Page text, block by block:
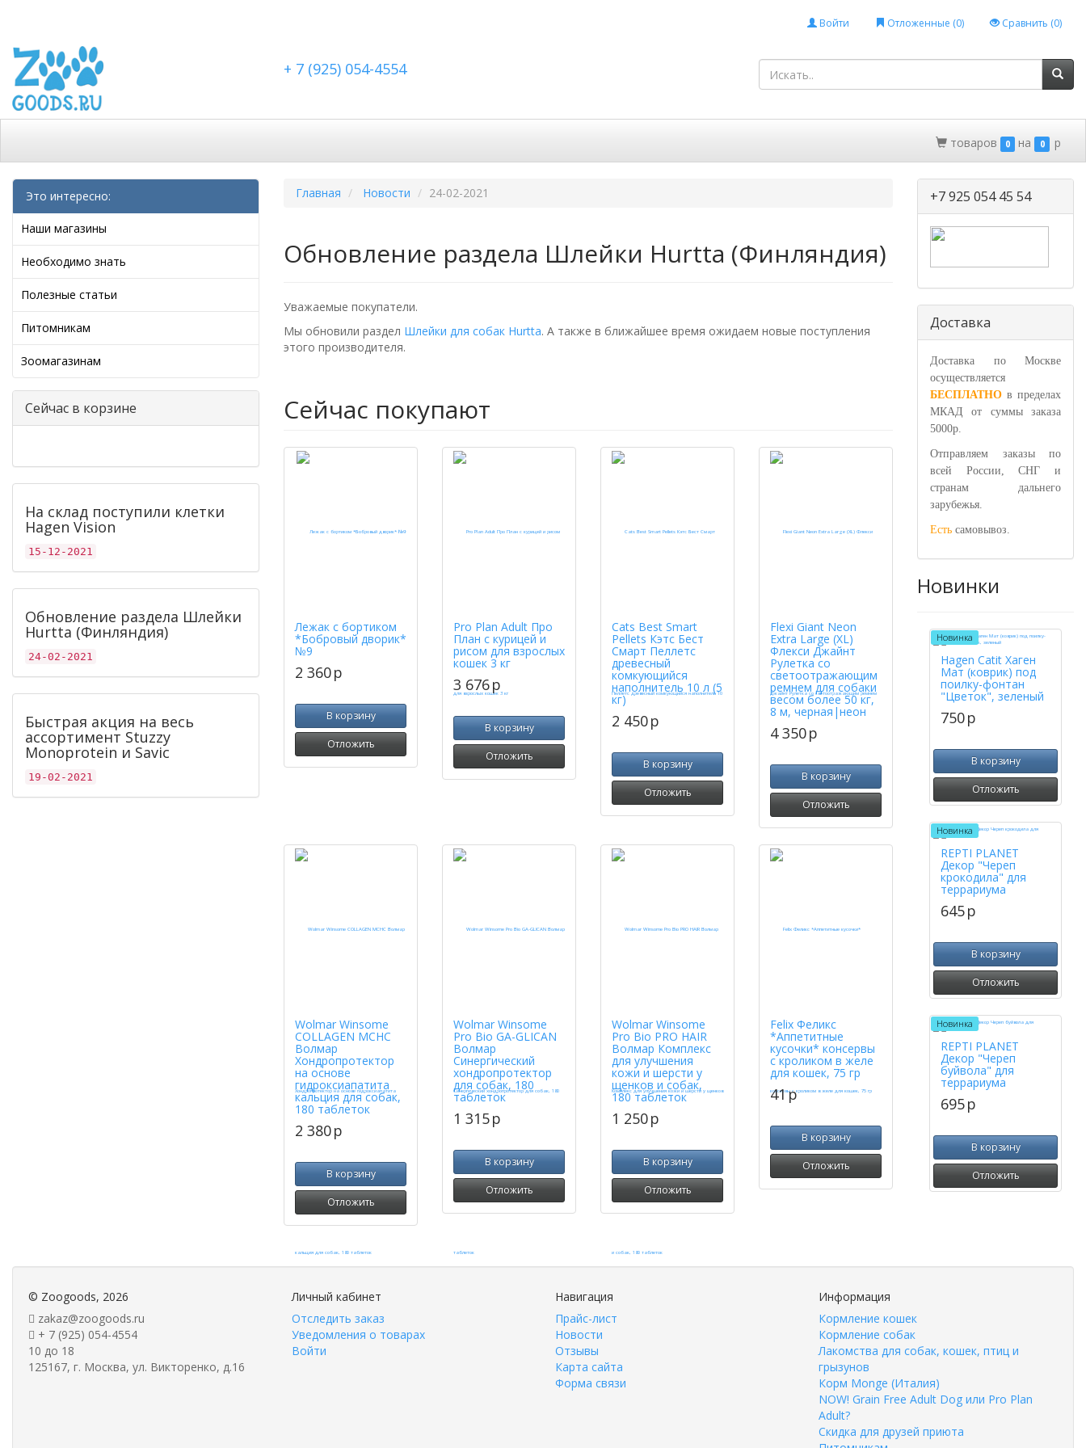
Войти Отложенные (0) Сравнить (0)
+ 7 (925) 054-4554
товаров 0 на 0 p
Это интересно:
Наши магазины
Необходимо знать
Полезные статьи
Питомникам
Зоомагазинам
Сейчас в корзине
На склад поступили клетки
Hagen Vision
15-12-2021
Обновление раздела Шлейки
Hurtta (Финляндия)
24-02-2021
Быстрая акция на весь
ассортимент Stuzzy
Monoprotein и Savic
19-02-2021
Главная Новости 24-02-2021
Обновление раздела Шлейки Hurtta (Финляндия)
Уважаемые покупатели.
Мы обновили раздел Шлейки для собак Hurtta. А также в ближайшее время ожидаем новые поступления
этого производителя.
Сейчас покупают
Лежак с бортиком
*Бобровый дворик*
№9
2 360p
В корзину
Отложить
Pro Plan Adult Про
План с курицей и
рисом для взрослых
кошек 3 кг
3 676p
В корзину
Отложить
Cats Best Smart
Pellets Кэтс Бест
Смарт Пеллетс
древесный
комкующийся
наполнитель 10 л (5
кг)
2 450p
В корзину
Отложить
Flexi Giant Neon
Extra Large (XL)
Флекси Джайнт
Рулетка со
светоотражающим
ремнем для собаки
весом более 50 кг,
8 м, черная|неон
4 350p
В корзину
Отложить
Wolmar Winsome
COLLAGEN MCHC
Волмар
Хондропротектор
на основе
гидроксиапатита
кальция для собак,
180 таблеток
2 380p
В корзину
Отложить
Wolmar Winsome
Pro Bio GA-GLICAN
Волмар
Синергический
хондропротектор
для собак, 180
таблеток
1 315p
В корзину
Отложить
Wolmar Winsome
Pro Bio PRO HAIR
Волмар Комплекс
для улучшения
кожи и шерсти у
щенков и собак,
180 таблеток
1 250p
В корзину
Отложить
Felix Феликс
*Аппетитные
кусочки* консервы
с кроликом в желе
для кошек, 75 гр
41p
В корзину
Отложить
+7 925 054 45 54
Доставка
Доставка по Москве
осуществляется
БЕСПЛАТНО в пределах
МКАД от суммы заказа
5000р.
Отправляем заказы по
всей России, СНГ и
странам дальнего
зарубежья.
Есть самовывоз.
Новинки
Новинка
Hagen Catit Хаген
Мат (коврик) под
поилку-фонтан
"Цветок", зеленый
750p
В корзину
Отложить
Новинка
REPTI PLANET
Декор "Череп
крокодила" для
террариума
645p
В корзину
Отложить
Новинка
REPTI PLANET
Декор "Череп
буйвола" для
террариума
695p
В корзину
Отложить
© Zoogoods, 2026
zakaz@zoogoods.ru
+ 7 (925) 054-4554
10 до 18
125167, г. Москва, ул. Викторенко, д.16
Личный кабинет
Отследить заказ
Уведомления о товарах
Войти
Навигация
Прайс-лист
Новости
Отзывы
Карта сайта
Форма связи
Информация
Кормление кошек
Кормление собак
Лакомства для собак, кошек, птиц и
грызунов
Корм Monge (Италия)
NOW! Grain Free Adult Dog или Pro Plan
Adult?
Скидка для друзей приюта